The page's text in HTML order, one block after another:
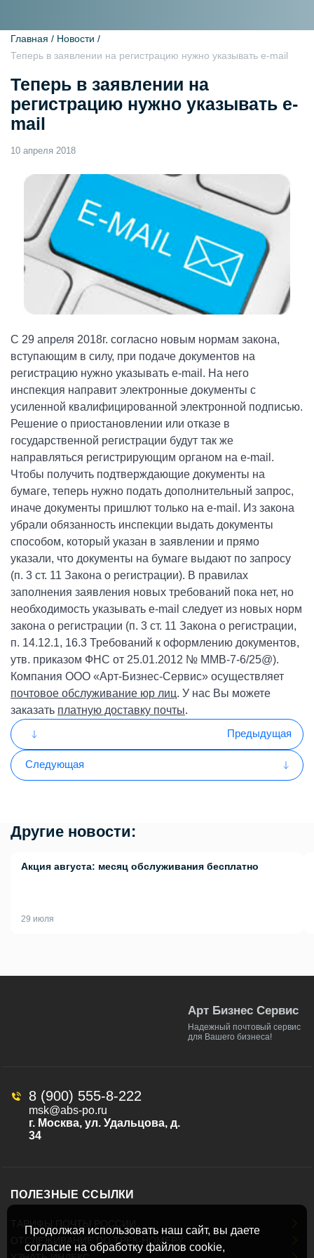
Главная / Новости /
Теперь в заявлении на регистрацию нужно указывать e-mail
Теперь в заявлении на
регистрацию нужно указывать e-
mail
10 апреля 2018
С 29 апреля 2018г. согласно новым нормам закона,
вступающим в силу, при подаче документов на
регистрацию нужно указывать e-mail. На него
инспекция направит электронные документы с
усиленной квалифицированной электронной подписью.
Решение о приостановлении или отказе в
государственной регистрации будут так же
направляться регистрирующим органом на e-mail.
Чтобы получить подтверждающие документы на
бумаге, теперь нужно подать дополнительный запрос,
иначе документы пришлют только на e-mail. Из закона
убрали обязанность инспекции выдать документы
способом, который указан в заявлении и прямо
указали, что документы на бумаге выдают по запросу
(п. 3 ст. 11 Закона о регистрации). В правилах
заполнения заявления новых требований пока нет, но
необходимость указывать e-mail следует из новых норм
закона о регистрации (п. 3 ст. 11 Закона о регистрации,
п. 14.12.1, 16.3 Требований к оформлению документов,
утв. приказом ФНС от 25.01.2012 № ММВ-7-6/25@).
Компания ООО «Арт-Бизнес-Сервис» осуществляет
почтовое обслуживание юр лиц. У нас Вы можете
заказать платную доставку почты.
Предыдущая
Следующая
Другие новости:
Акция августа: месяц обслуживания бесплатно
29 июля
Арт Бизнес Сервис
Надежный почтовый сервис
для Вашего бизнеса!
ПОЛЕЗНЫЕ ССЫЛКИ
ТАРИФЫ ПОЧТЫ РОССИИ
ОТСЛЕЖИВАНИЕ ПО ТРЕК-НОМЕРУ
8 (900) 555-8-222
msk@abs-po.ru
г. Москва, ул. Удальцова, д.
34
Продолжая использовать наш сайт, вы даете
согласие на обработку файлов cookie,